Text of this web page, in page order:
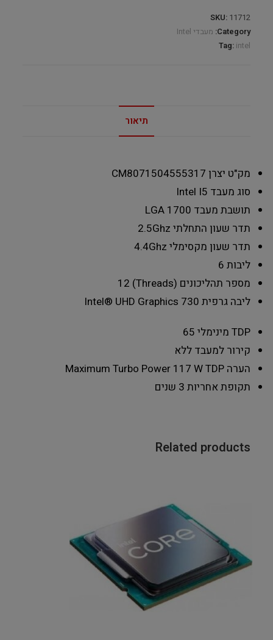
SKU: 11712
Category: מעבדי Intel
Tag: intel
תיאור
מק"ט יצרן CM8071504555317
סוג מעבד Intel I5
תושבת מעבד LGA 1700
תדר שעון התחלתי 2.5Ghz
תדר שעון מקסימלי 4.4Ghz
ליבות 6
מספר תהליכונים (Threads)
12
ליבה גרפית Intel® UHD Graphics 730
TDP מינימלי
65
קירור למעבדללא
הערהMaximum Turbo Power 117 W TDP
תקופת אחריות 3 שנים
Related products